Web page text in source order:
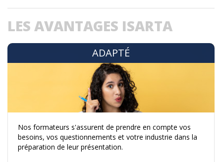
LES AVANTAGES ISARTA
ADAPTÉ
Nos formateurs s'assurent de prendre en compte vos
besoins, vos questionnements et votre industrie dans la
préparation de leur présentation.